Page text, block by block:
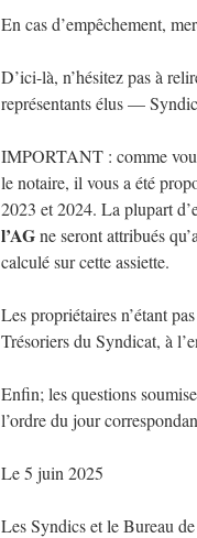
En cas d’empêchement,
D’ici-là, n’hésitez pas à
représentants élus —
IMPORTANT : comme
le notaire, il vous a été
2023 et 2024. La plupart
l’AGne seront attribués
calculé sur cette assiette.
Les propriétaires n’étant
Trésoriers du Syndicat, à
Enfin; les questions
l’ordre du jour
Le 5 juin 2025
Les Syndics et le Bureau